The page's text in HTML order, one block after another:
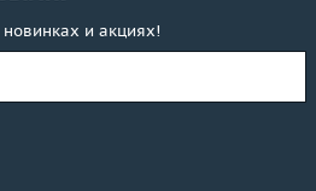
и акциях!